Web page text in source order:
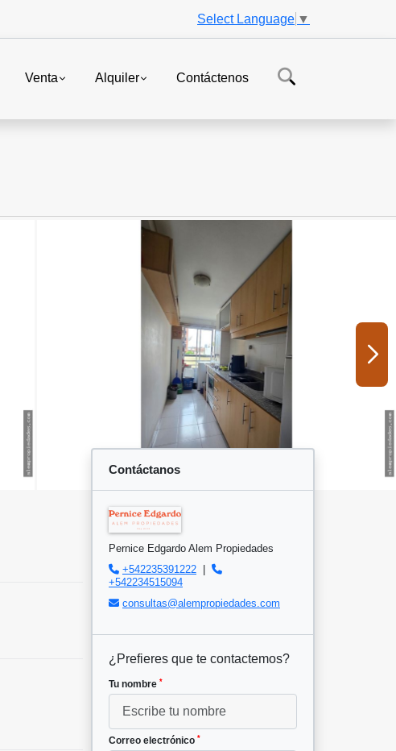
Select Language ▼
Venta Alquiler Contáctenos
Contáctanos
Pernice Edgardo Alem Propiedades
+542235391222
+542234515094
consultas@alempropiedades.com
¿Prefieres que te contactemos?
Tu nombre *
Correo electrónico *